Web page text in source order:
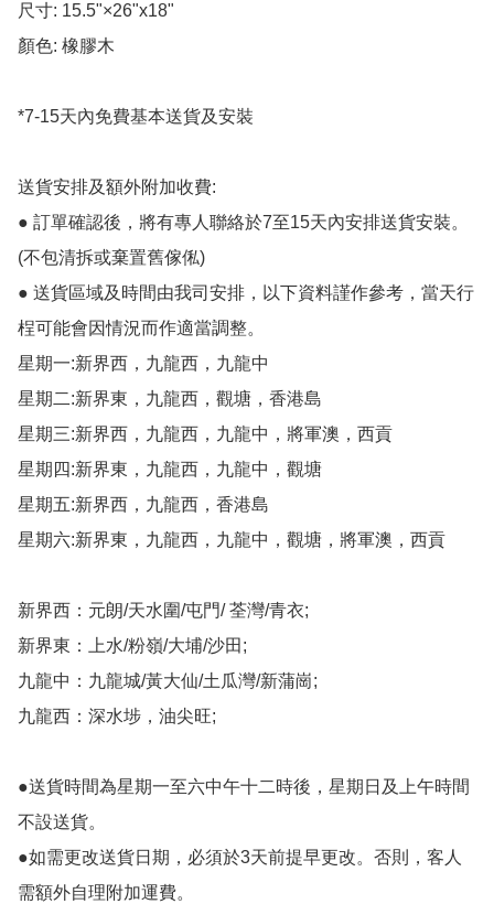
尺寸: 15.5"×26"x18"
顏色: 橡膠木
*7-15天內免費基本送貨及安裝
送貨安排及額外附加收費:
● 訂單確認後，將有專人聯絡於7至15天內安排送貨安裝。
(不包清拆或棄置舊傢俬)
● 送貨區域及時間由我司安排，以下資料謹作參考，當天行
桯可能會因情況而作適當調整。
星期一:新界西，九龍西，九龍中
星期二:新界東，九龍西，觀塘，香港島
星期三:新界西，九龍西，九龍中，將軍澳，西貢
星期四:新界東，九龍西，九龍中，觀塘
星期五:新界西，九龍西，香港島
星期六:新界東，九龍西，九龍中，觀塘，將軍澳，西貢
新界西：元朗/天水圍/屯門/ 荃灣/青衣;
新界東：上水/粉嶺/大埔/沙田;
九龍中：九龍城/黃大仙/土瓜灣/新蒲崗;
九龍西：深水埗，油尖旺;
●送貨時間為星期一至六中午十二時後，星期日及上午時間
不設送貨。
●如需更改送貨日期，必須於3天前提早更改。否則，客人
需額外自理附加運費。